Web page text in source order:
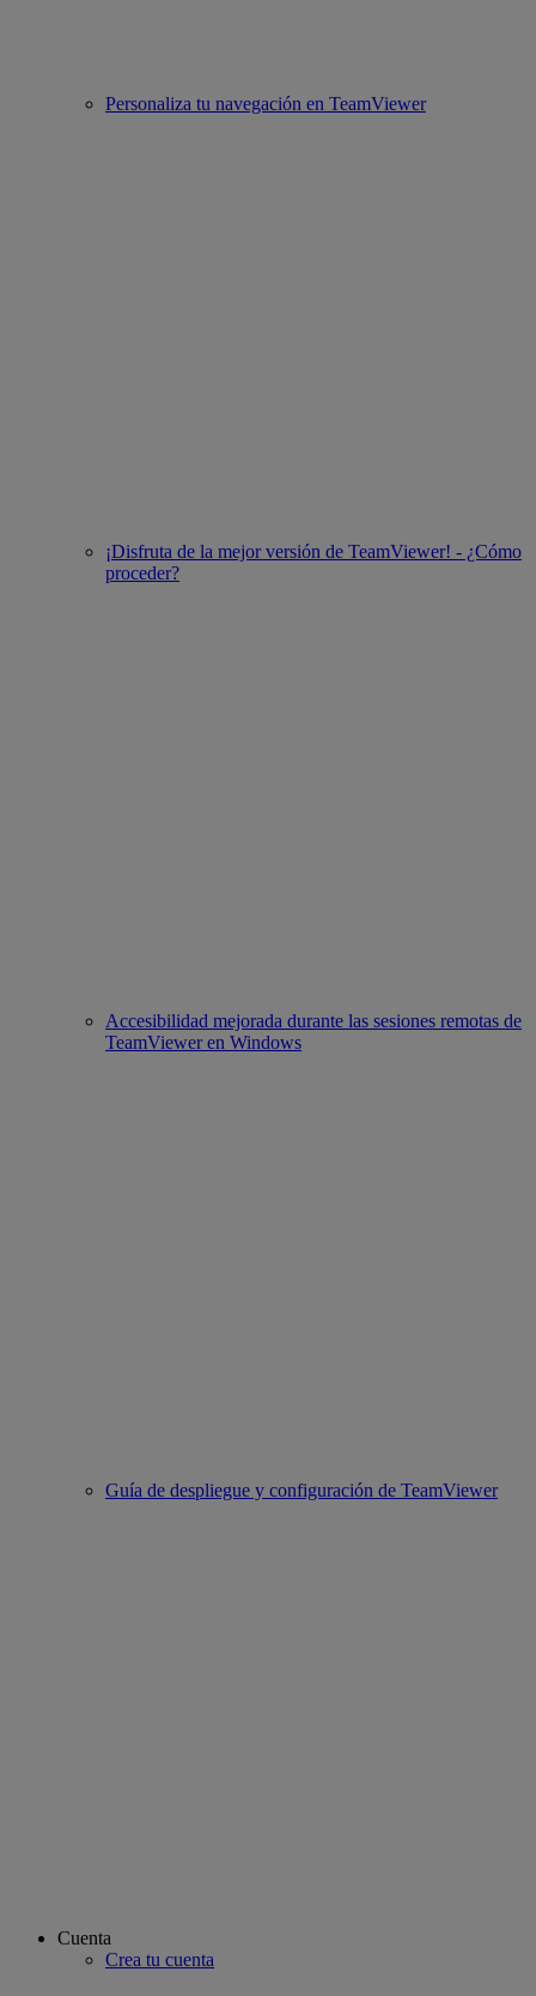
Personaliza tu navegación en TeamViewer
¡Disfruta de la mejor versión de TeamViewer! - ¿Cómo
proceder?
Accesibilidad mejorada durante las sesiones remotas de
TeamViewer en Windows
Guía de despliegue y configuración de TeamViewer
Cuenta
Crea tu cuenta